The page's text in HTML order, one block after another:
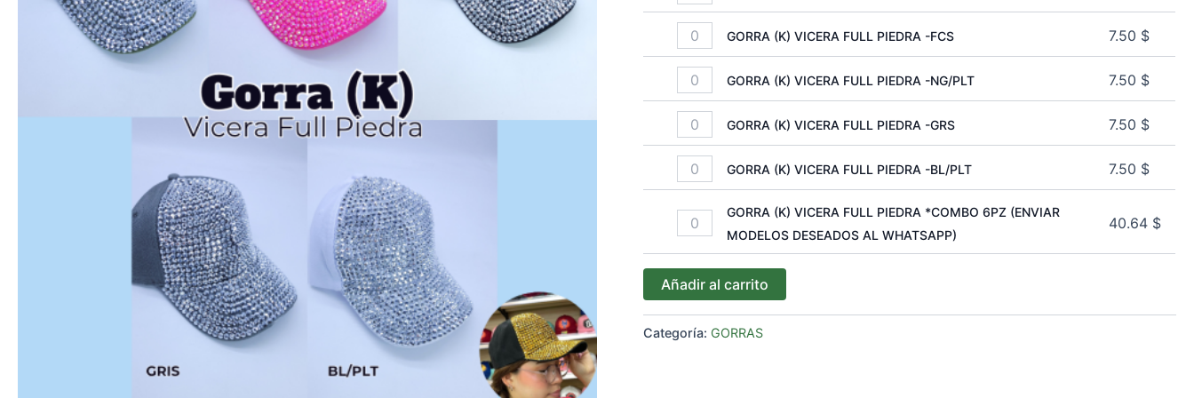
GORRA (K) VICERA FULL PIEDRA -FCS 7.50 $
GORRA (K) VICERA FULL PIEDRA -NG/PLT 7.50 $
GORRA (K) VICERA FULL PIEDRA -GRS 7.50 $
GORRA (K) VICERA FULL PIEDRA -BL/PLT 7.50 $
AL
WHATSAPP)
cantidad
GORRA (K) VICERA FULL PIEDRA *COMBO 6PZ (ENVIAR
MODELOS DESEADOS AL WHATSAPP)
40.64 $
Añadir al carrito
Categoría: GORRAS